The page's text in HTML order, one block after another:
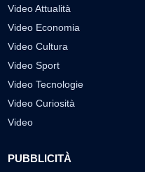
Video Attualità
Video Economia
Video Cultura
Video Sport
Video Tecnologie
Video Curiosità
Video
PUBBLICITÀ